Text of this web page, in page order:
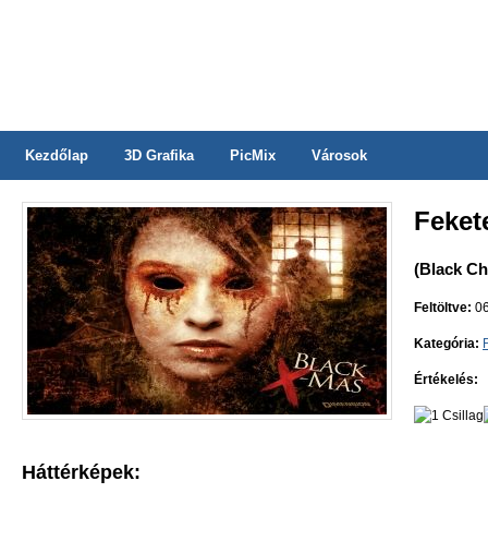
Kezdőlap 3D Grafika PicMix Városok
(Black
Feltöltve:
Kategória:
Értékelés:
Háttérképek: